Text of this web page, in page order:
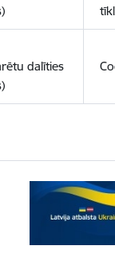
dalīties